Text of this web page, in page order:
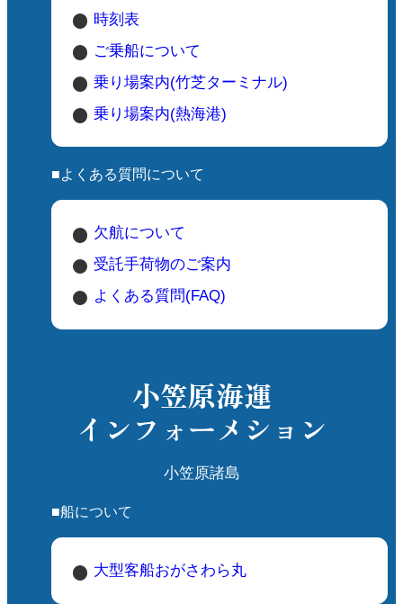
時刻表
ご乗船について
乗り場案内(竹芝ターミナル)
乗り場案内(熱海港)
■よくある質問について
欠航について
受託手荷物のご案内
よくある質問(FAQ)
小笠原海運
インフォーメション
小笠原諸島
■船について
大型客船おがさわら丸